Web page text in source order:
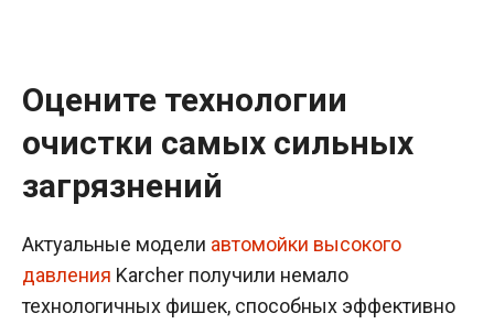
Оцените технологии
очистки самых сильных
загрязнений
Актуальные модели автомойки высокого
давления Karcher получили немало
технологичных фишек, способных эффективно